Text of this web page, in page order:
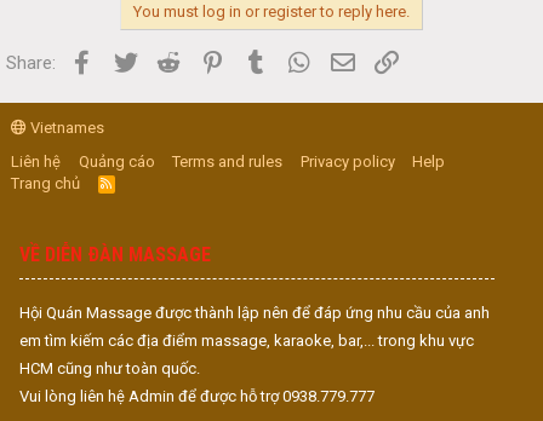
You must log in or register to reply here.
Share: Facebook
Twitter Reddit PinterestTumblr WhatsApp
Email
Vietnames
Liên hệ
Quảng cáo Terms and rules Privacy policy
Help
Trang chủ
R
S
VỀ DIỄN ĐÀN MASSAGE
Hội Quán Massage được thành lập nên để đáp ứng nhu cầu của anh
em tìm kiếm các địa điểm massage, karaoke, bar,... trong khu vực
HCM cũng như toàn quốc.
Vui lòng liên hệ Admin để được hỗ trợ 0938.779.777